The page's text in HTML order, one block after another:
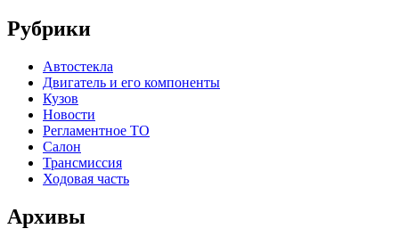
Рубрики
Автостекла
Двигатель и его компоненты
Кузов
Новости
Регламентное ТО
Салон
Трансмиссия
Ходовая часть
Архивы